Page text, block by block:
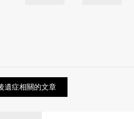
遺症相關的文章